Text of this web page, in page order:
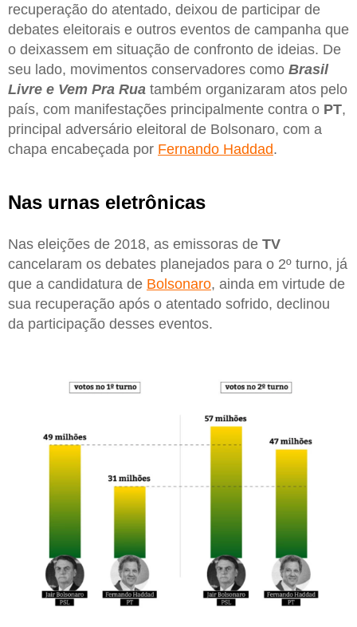
recuperação do atentado, deixou de participar de
debates eleitorais e outros eventos de campanha que
o deixassem em situação de confronto de ideias. De
seu lado, movimentos conservadores como Brasil
Livre e Vem Pra Rua também organizaram atos pelo
país, com manifestações principalmente contra o PT,
principal adversário eleitoral de Bolsonaro, com a
chapa encabeçada por Fernando Haddad.
Nas urnas eletrônicas
Nas eleições de 2018, as emissoras de TV
cancelaram os debates planejados para o 2º turno, já
que a candidatura de Bolsonaro, ainda em virtude de
sua recuperação após o atentado sofrido, declinou
da participação desses eventos.